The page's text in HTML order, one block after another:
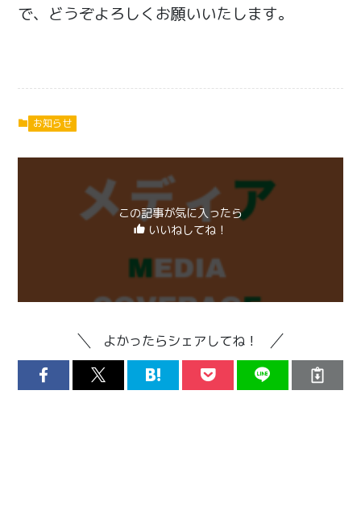
で、どうぞよろしくお願いいたします。
お知らせ
この記事が気に入ったら
いいねしてね！
よかったらシェアしてね！